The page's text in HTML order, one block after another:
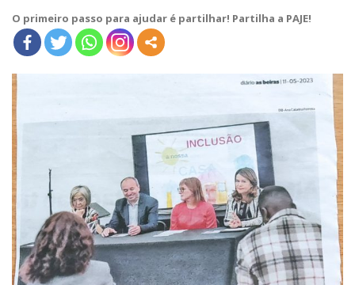
O primeiro passo para ajudar é partilhar! Partilha a PAJE!